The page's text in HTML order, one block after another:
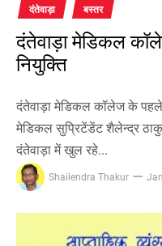
दंतेवाड़ा बस्तर
दंतेवाड़ा मेडिकल
नियुक्ति
दंतेवाड़ा मेडिकल कॉलेज के पहले
मेडिकल सुप्रिटेंडेंट शैलेन्द्र
दंतेवाड़ा में खुल रहे...
Shailendra Thakur